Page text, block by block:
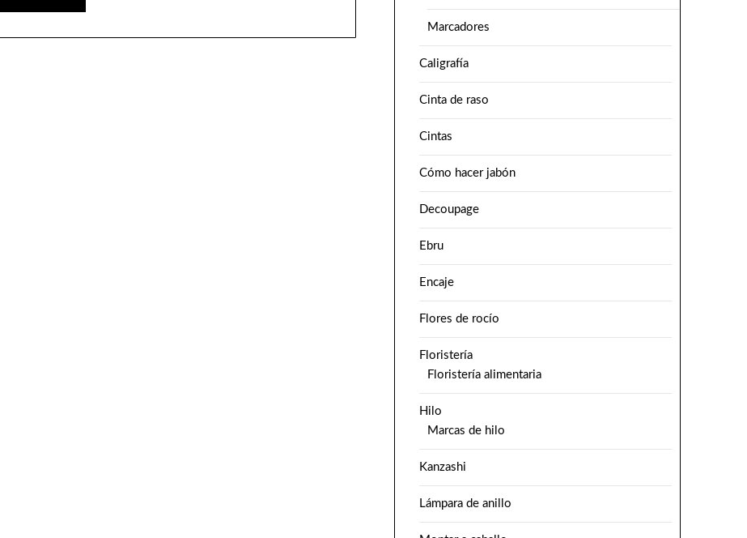
Marcadores
Caligrafía
Cinta de raso
Cintas
Cómo hacer jabón
Decoupage
Ebru
Encaje
Flores de rocío
Floristería
Floristería alimentaria
Hilo
Marcas de hilo
Kanzashi
Lámpara de anillo